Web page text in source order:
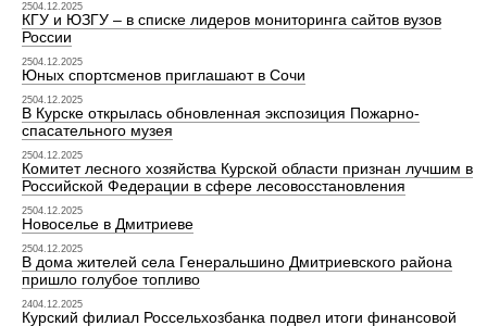
2504.12.2025
КГУ и ЮЗГУ – в списке лидеров мониторинга сайтов вузов
России
2504.12.2025
Юных спортсменов приглашают в Сочи
2504.12.2025
В Курске открылась обновленная экспозиция Пожарно-
спасательного музея
2504.12.2025
Комитет лесного хозяйства Курской области признан лучшим в
Российской Федерации в сфере лесовосстановления
2504.12.2025
Новоселье в Дмитриеве
2504.12.2025
В дома жителей села Генеральшино Дмитриевского района
пришло голубое топливо
2404.12.2025
Курский филиал Россельхозбанка подвел итоги финансовой